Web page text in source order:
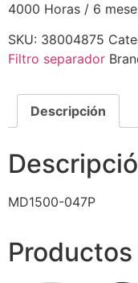
4000 Horas / 6
SKU: 38004875
Filtro separador
Descripción
MD1500-047P